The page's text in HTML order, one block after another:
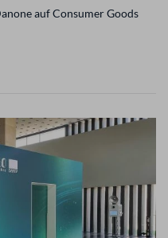
auf Consumer Goods